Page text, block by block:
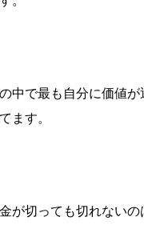
中で最も自分に価値が
ます。
が切っても切れないの